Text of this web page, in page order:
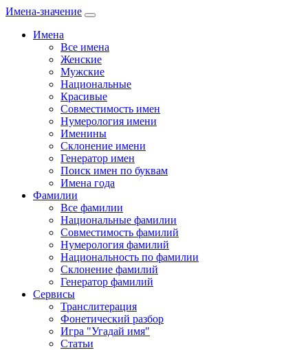
Имена-значение
Имена
Все имена
Женские
Мужские
Национальные
Красивые
Совместимость имен
Нумерология имени
Именины
Склонение имени
Генератор имен
Поиск имен по буквам
Имена года
Фамилии
Все фамилии
Национальные фамилии
Совместимость фамилий
Нумерология фамилий
Национальность по фамилии
Склонение фамилий
Генератор фамилий
Сервисы
Транслитерация
Фонетический разбор
Игра "Угадай имя"
Статьи